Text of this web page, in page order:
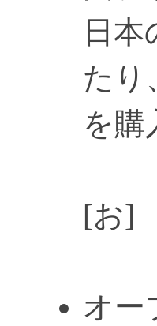
日
たり
を購
[お]
オー